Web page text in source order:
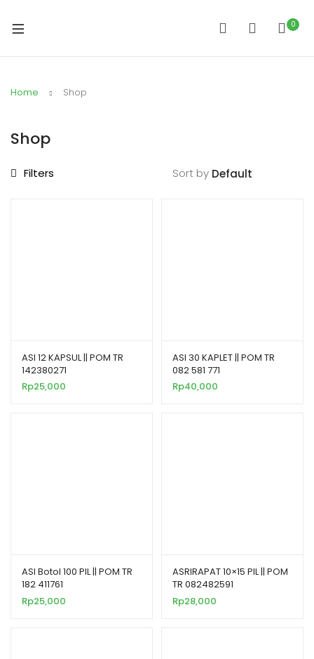
0
Home Shop
Shop
Filters Sort by
ASI 12 KAPSUL || POM TR
142380271
Rp25,000
ASI 30 KAPLET || POM TR
082 581 771
Rp40,000
ASI Botol 100 PIL || POM TR
182 411761
Rp25,000
ASRIRAPAT 10×15 PIL || POM
TR 082482591
Rp28,000